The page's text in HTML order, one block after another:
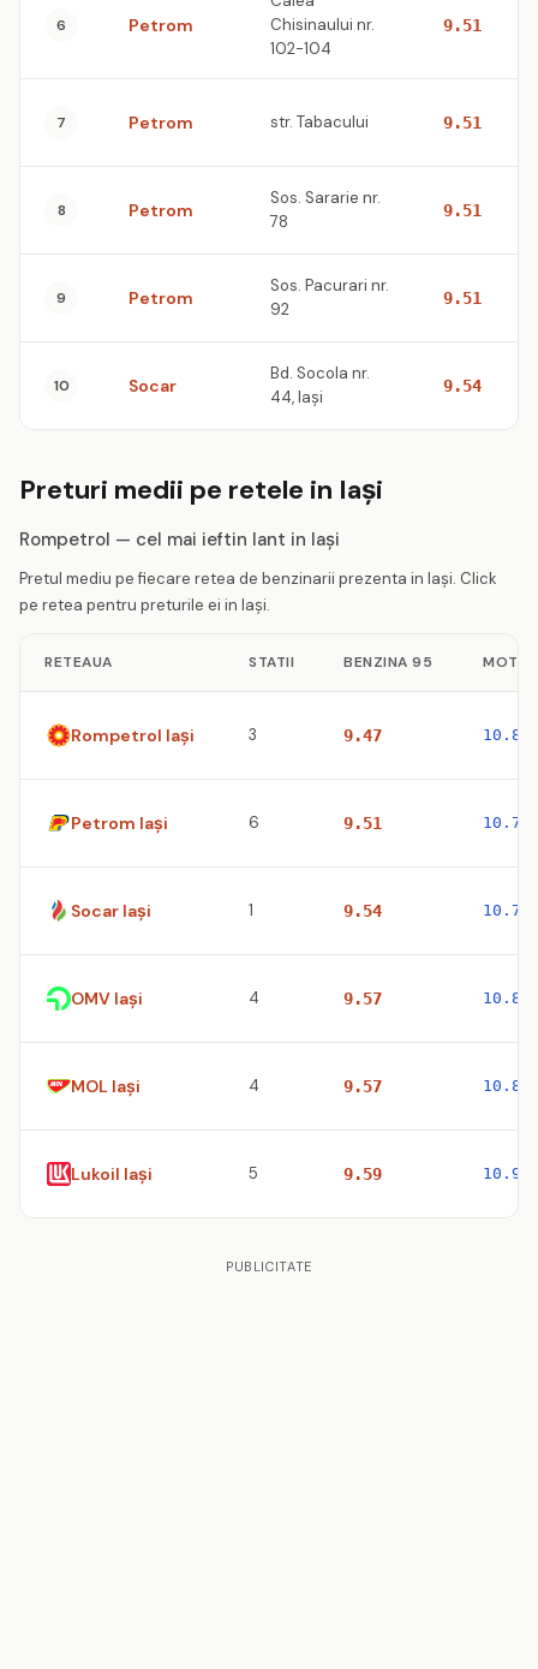
6 Petrom
Chisinaului nr.
102-104
9.51
7 Petrom str. Tabacului 9.51
8 Petrom
Sos. Sararie nr.
78
9.51
9 Petrom
Sos. Pacurari nr.
92
9.51
10 Socar
Bd. Socola nr.
44, Iaşi
9.54
Preturi medii pe retele in Iaşi
Rompetrol — cel mai ieftin lant in Iaşi
Pretul mediu pe fiecare retea de benzinarii prezenta in Iaşi. Click
pe retea pentru preturile ei in Iaşi.
RETEAUA STATII BENZINA 95
Rompetrol Iaşi 3 9.47 10.83
Petrom Iaşi 6 9.51 10.77
Socar Iaşi 1 9.54 10.79
OMV Iaşi 4 9.57 10.83
MOL Iaşi 4 9.57 10.83
Lukoil Iaşi 5 9.59 10.98
PUBLICITATE